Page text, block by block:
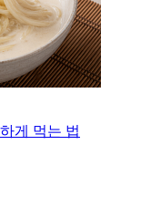
게 먹는 법